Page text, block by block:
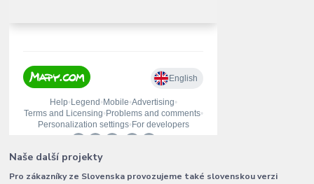
Naše další projekty
Pro zákazníky ze Slovenska provozujeme také slovenskou verzi